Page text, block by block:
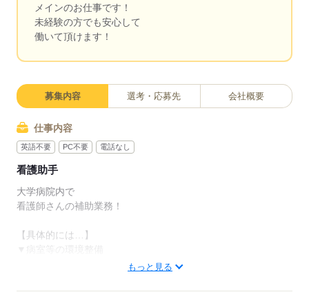
メインのお仕事です！
未経験の方でも安心して
働いて頂けます！
募集内容 選考・応募先 会社概要
仕事内容
英語不要 PC不要 電話なし
看護助手
大学病院内で
看護師さんの補助業務！
【具体的には…】
▼病室等の環境整備
▼患者様移送作業等
もっと見る